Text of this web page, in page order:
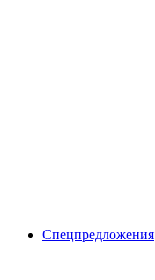
Спецпредложения